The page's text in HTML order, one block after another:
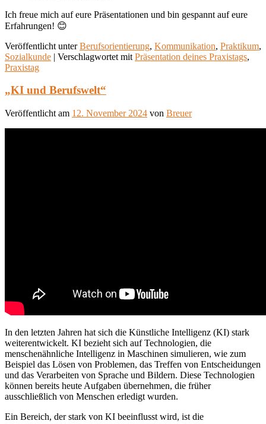
Ich freue mich auf eure Präsentationen und bin gespannt auf eure
Erfahrungen! 😊
Veröffentlicht unter Berufsorientierung, Kommunikation, Praktikum,
Sozialkunde | Verschlagwortet mit Präsentation deines Praxistags,
Praxistag
„KI und Berufswelt“
Veröffentlicht am 12. November 2024 von Breuer
In den letzten Jahren hat sich die Künstliche Intelligenz (KI) stark
weiterentwickelt. KI bezieht sich auf Technologien, die
menschenähnliche Intelligenz in Maschinen simulieren, wie zum
Beispiel das Lösen von Problemen, das Treffen von Entscheidungen
und das Verarbeiten von Sprache und Bildern. Diese Technologien
können bereits heute Aufgaben übernehmen, die früher
ausschließlich von Menschen erledigt wurden.
Ein Bereich, der stark von KI beeinflusst wird, ist die